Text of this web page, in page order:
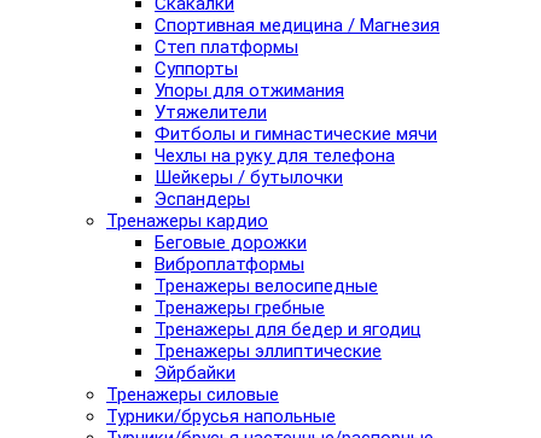
Спортивная медицина / Магнезия
Степ платформы
Суппорты
Упоры для отжимания
Утяжелители
Фитболы и гимнастические мячи
Чехлы на руку для телефона
Шейкеры / бутылочки
Эспандеры
Тренажеры кардио
Беговые дорожки
Виброплатформы
Тренажеры велосипедные
Тренажеры гребные
Тренажеры для бедер и ягодиц
Тренажеры эллиптические
Эйрбайки
Тренажеры силовые
Турники/брусья напольные